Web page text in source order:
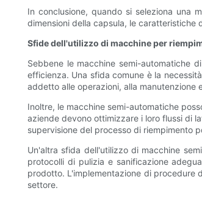
In conclusione, quando si seleziona una
dimensioni della capsula, le caratteristiche
Sfide dell'utilizzo di macchine per
Sebbene le macchine semi-automatiche
efficienza. Una sfida comune è la
addetto alle operazioni, alla manutenzione
Inoltre, le macchine semi-automatiche
aziende devono ottimizzare i loro flussi di
supervisione del processo di riempimento
Un'altra sfida dell'utilizzo di macchine
protocolli di pulizia e sanificazione
prodotto. L'implementazione di procedure
settore.